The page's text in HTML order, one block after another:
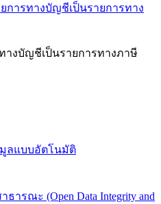
การทางบัญชีเป็นรายการทาง
างบัญชีเป็นรายการทางภาษี
ลแบบอัตโนมัติ
ธารณะ (Open Data Integrity and